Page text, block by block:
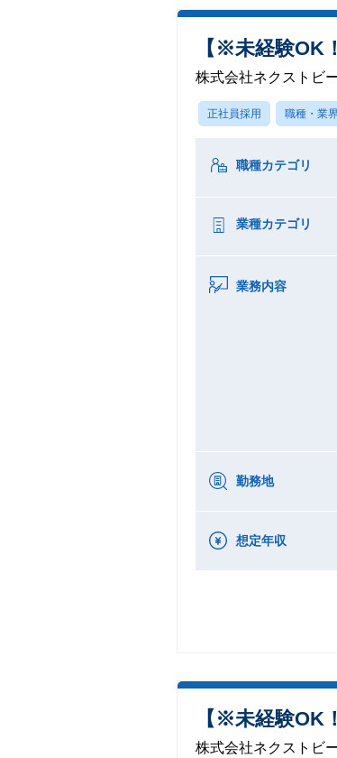
【※未経験OK
株式会社ネクストビ
正社員採用 職種・業
職種カテゴリ
業種カテゴリ
業務内容
勤務地
想定年収
【※未経験OK
株式会社ネクストビ